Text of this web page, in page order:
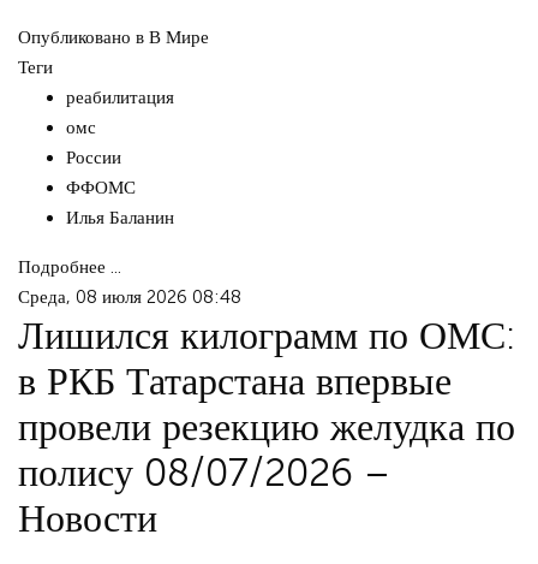
Опубликовано в В Мире
Теги
реабилитация
омс
России
ФФОМС
Илья Баланин
Подробнее ...
Среда, 08 июля 2026 08:48
Лишился килограмм по ОМС:
в РКБ Татарстана впервые
провели резекцию желудка по
полису 08/07/2026 –
Новости